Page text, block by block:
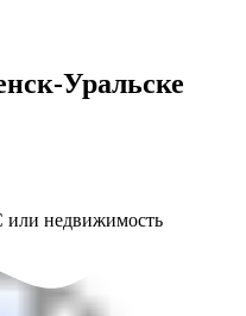
Уральске
недвижимость